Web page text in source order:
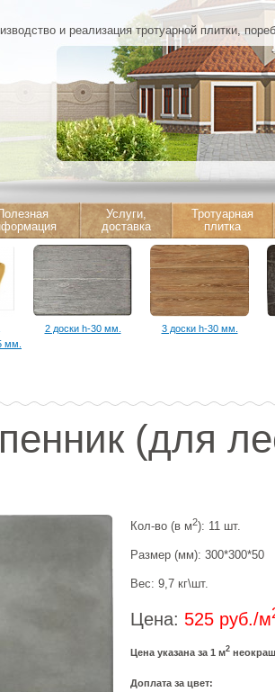
и реализация тротуарной плитки,
Услуги,
доставка
Тротуарная
плитка
мм.
2 доски h-30 мм. 3 доски h-30 мм.
(для
Кол-во (в м2): 11 шт.
Размер (мм): 300*300*50
Вес: 9,7 кг\шт.
Цена: 525 руб./м
Цена указана за 1 м2
Доплата за цвет: